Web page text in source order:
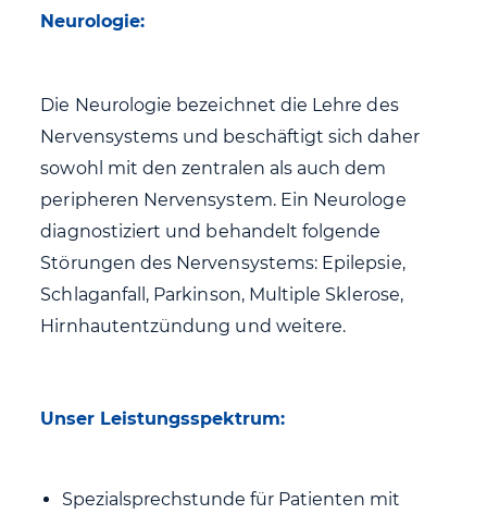
Neurologie:
Die Neurologie bezeichnet die Lehre des
Nervensystems und beschäftigt sich daher
sowohl mit den zentralen als auch dem
peripheren Nervensystem. Ein Neurologe
diagnostiziert und behandelt folgende
Störungen des Nervensystems: Epilepsie,
Schlaganfall, Parkinson, Multiple Sklerose,
Hirnhautentzündung und weitere.
Unser Leistungsspektrum:
Spezialsprechstunde für Patienten mit